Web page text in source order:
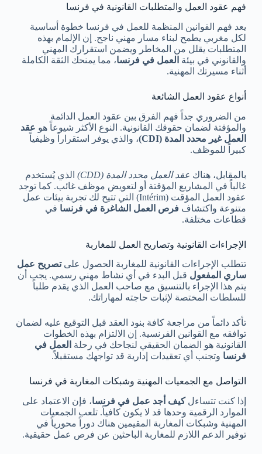
فهم عقود العمل والمتطلبات القانونية في فرنسا
يعد فهم القوانين المنظمة للعمل في فرنسا خطوة أساسية
لكل مغربي يطمح لبناء مسار مهني ناجح. إن الإلمام بهذه
المتطلبات يقلل من المخاطر ويضمن استقرارك المهني
والقانوني في بيئة العمل في فرنسا، مما يمنحك الثقة الكاملة
أثناء مسيرتك المهنية.
أنواع عقود العمل الشائعة
من الضروري جداً فهم الفرق بين عقود العمل الدائمة
والمؤقتة لضمان حقوقك القانونية. النوع الأكثر شيوعاً هو عقد
العمل غير محدد المدة (CDI)
، والذي يوفر استقراراً وظيفياً
كبيراً للموظف.
بالمقابل، هناك عقد العمل محدد المدة (CDD)
الذي يُستخدم
غالباً في المشاريع المؤقتة أو لتعويض موظف غائب. كما توجد
عقود العمل المؤقت (Intérim) التي تتيح لك تجربة بيئات عمل
متنوعة واكتشاف فرص العمل الشاغرة في فرنسا في
قطاعات مختلفة.
الإجراءات القانونية وتصاريح العمل للمغاربة
تتطلب الإجراءات القانونية للمغاربة الحصول علىتصريح عمل
ساري المفعول قبل البدء في أي نشاط مهني رسمي. يجب أن
يتم هذا الإجراء بالتنسيق مع صاحب العمل الذي يقدم طلباً
للسلطات المختصة لإثبات حاجته لمهاراتك.
تأكد دائماً من مراجعة كافة بنود العقد قبل التوقيع عليه لضمان
توافقه مع القوانين الفرنسية. إن الالتزام بهذه الخطوات
القانونية هو الضمان الحقيقي لنجاحك في رحلة العمل في
فرنسا وتجنب أي تعقيدات إدارية قد تواجهك مستقبلاً.
التواصل مع الجمعيات المهنية وشبكات المغاربة في فرنسا
إذا كنت تتساءلكيف أجد عمل في فرنسا، فإن الاعتماد على
الموارد الرقمية وحدها قد لا يكون كافياً. تلعب الجمعيات
المهنية وشبكات المغاربة المقيمين هناك دوراً محورياً في
توفير الدعم اللازم للمغاربة الباحثين عن فرص عمل حقيقية.